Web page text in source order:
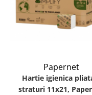
Papernet
Hartie igienica
straturi 11x21,